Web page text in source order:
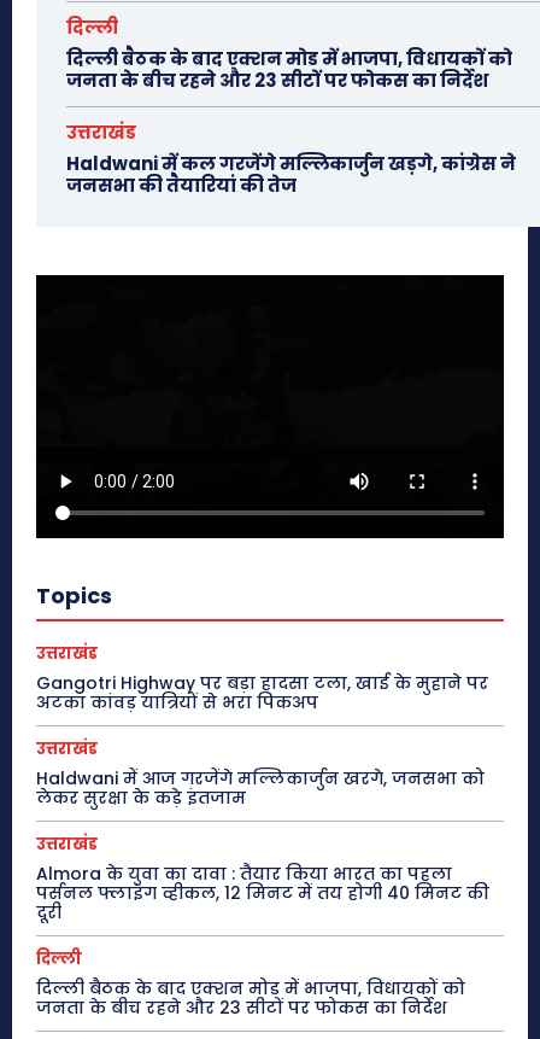
दिल्ली
दिल्ली बैठक के बाद एक्शन मोड में भाजपा, विधायकों को
जनता के बीच रहने और 23 सीटों पर फोकस का निर्देश
उत्तराखंड
Haldwani में कल गरजेंगे मल्लिकार्जुन खड़गे, कांग्रेस ने
जनसभा की तैयारियां की तेज
Topics
उत्तराखंड
Gangotri Highway पर बड़ा हादसा टला, खाई के मुहाने पर
अटका कांवड़ यात्रियों से भरा पिकअप
उत्तराखंड
Haldwani में आज गरजेंगे मल्लिकार्जुन खरगे, जनसभा को
लेकर सुरक्षा के कड़े इंतजाम
उत्तराखंड
Almora के युवा का दावा : तैयार किया भारत का पहला
पर्सनल फ्लाइंग व्हीकल, 12 मिनट में तय होगी 40 मिनट की
दूरी
दिल्ली
दिल्ली बैठक के बाद एक्शन मोड में भाजपा, विधायकों को
जनता के बीच रहने और 23 सीटों पर फोकस का निर्देश